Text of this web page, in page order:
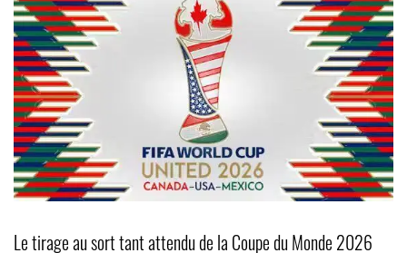
Le tirage au sort tant attendu de la Coupe du Monde 2026